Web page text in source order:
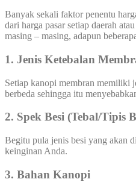
Banyak sekali faktor penentu
dari harga pasar setiap daerah
masing – masing, adapun
1. Jenis Ketebalan
Setiap kanopi membran memiliki
berbeda sehingga itu
2. Spek Besi (Tebal/Tipis
Begitu pula jenis besi yang akan
keinginan Anda.
3. Bahan Kanopi